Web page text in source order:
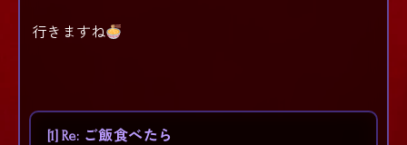
行きますね
[1] Re: ご飯食べたら